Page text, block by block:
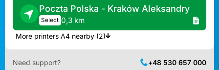
Poczta Polska - Kraków Aleksandry
Select 0,3 km
More printers A4 nearby (2)
Need support? +48 530 657 000